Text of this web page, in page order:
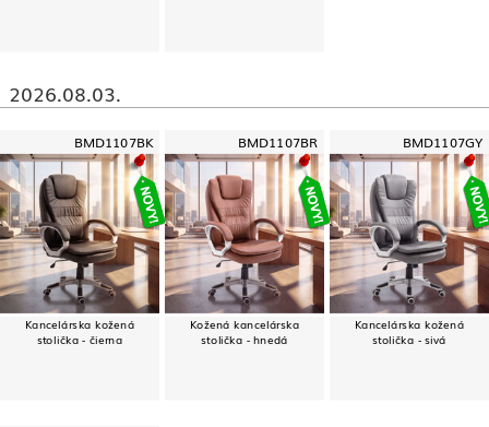
2026.08.03.
BMD1107BK
Kancelárska kožená
stolička - čierna
BMD1107BR
Kožená kancelárska
stolička - hnedá
BMD1107GY
Kancelárska kožená
stolička - sivá